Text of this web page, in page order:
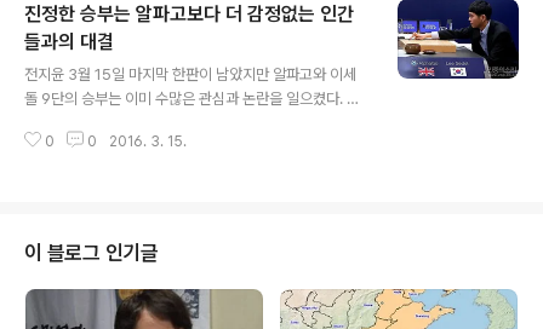
조정이다!’ 이게 민주당 김종인의 본심이었던 것 같다. 안철
수와 국민당도 만만치 않지만 역시 ‘더’민주당이 ‘더’하다.
선거 패배의 책임과 주도권을 둘러싸고 늪에 빠진 새누리
를 제끼고 두 야당이 구조조정, 즉 ‘경제 위기 고통전가’에
누가 더 적극적인지 경쟁하고 있다. 총선 전에 여야 합의로
원샷법과 기업구조조정 촉진법을 통과시킬 때부터 예고된
진정한 승부는 알파고보다 더 감정없는 인간
들과의 대결
전지윤 3월 15일 마지막 한판이 남았지만 알파고와 이세
돌 9단의 승부는 이미 수많은 관심과 논란을 일으켰다. 수
도학습’과 ‘강화학습’을 한다는 인공지능 프로그램을 완전
라질 것으로 보인다. 인간의 두뇌 신경망을 모델로 삼아 정
교하게 설계된 인공지능이 인간의 사고 과정을 따라잡고,
부분적으로 능가하게 된 상황은 유물론적 세계관의 타당성
을 뒷받침하는 듯하다. [기계적이지 않은] 유물론은 의식과
0 0 2016. 3. 15.
이 블로그 인기글